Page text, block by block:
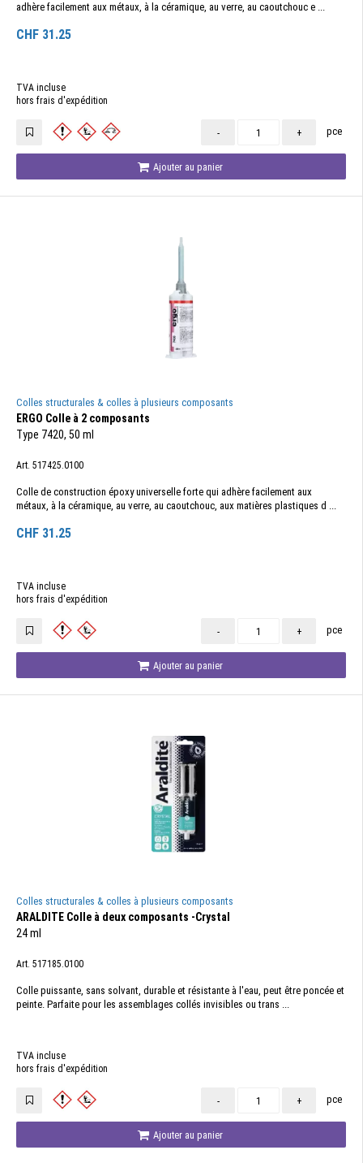
adhère facilement aux métaux, à la céramique, au verre, au caoutchouc e ...
CHF 31.25
TVA incluse
hors frais d'expédition
- + pce
Ajouter au panier
Colles structurales & colles à plusieurs composants
ERGO Colle à 2 composants
Type 7420, 50 ml
Art. 517425.0100
Colle de construction époxy universelle forte qui adhère facilement aux
métaux, à la céramique, au verre, au caoutchouc, aux matières plastiques d ...
CHF 31.25
TVA incluse
hors frais d'expédition
- + pce
Ajouter au panier
Colles structurales & colles à plusieurs composants
ARALDITE Colle à deux composants -Crystal
24 ml
Art. 517185.0100
Colle puissante, sans solvant, durable et résistante à l'eau, peut être poncée et
peinte. Parfaite pour les assemblages collés invisibles ou trans ...
TVA incluse
hors frais d'expédition
- + pce
Ajouter au panier